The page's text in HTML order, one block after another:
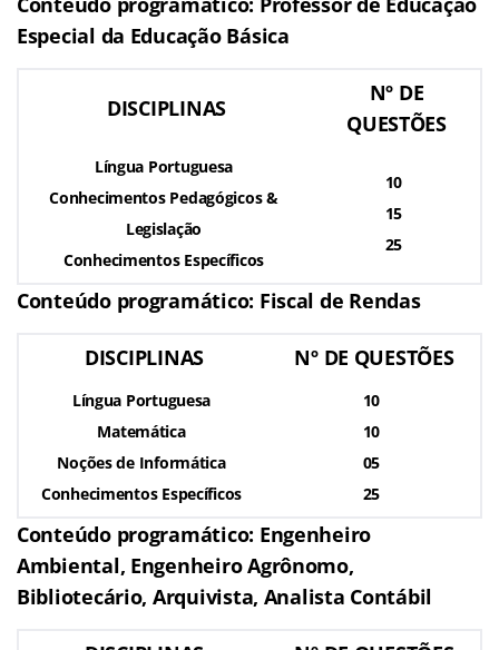
Especial da Educação Básica
DISCIPLINAS
Nº DE
QUESTÕES
Língua Portuguesa
Conhecimentos Pedagógicos &
Legislação
Conhecimentos Específicos
10
15
25
Conteúdo programático: Fiscal de Rendas
DISCIPLINAS Nº DE QUESTÕES
Língua Portuguesa
Matemática
Noções de Informática
Conhecimentos Específicos
10
10
05
25
Conteúdo programático: Engenheiro
Ambiental, Engenheiro Agrônomo,
Bibliotecário, Arquivista, Analista Contábil